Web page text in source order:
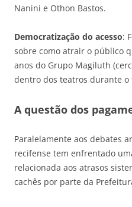
Nanini e Othon Bastos.
Democratização do acesso:
sobre como atrair o público
anos do Grupo Magiluth
dentro dos teatros durante o
A questão dos
Paralelamente aos debates
recifense tem enfrentado
relacionada aos atrasos
cachês por parte da